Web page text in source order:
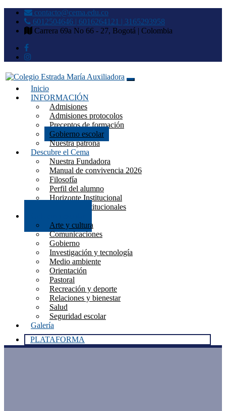
contacto@cema.edu.co
6012504646 | 6016264121 | 3165293958
Carrera 69a No 66 - 27, Bogotá | Colombia
Colegio Estrada María
Auxiliadora
Inicio
INFORMACIÓN
Admisiones
Admisiones protocolos
Preceptos de formación
Gobierno escolar
Nuestra patrona
Descubre el Cema
Nuestra Fundadora
Manual de convivencia 2026
Filosofía
Perfil del alumno
Horizonte Institucional
Símbolos institucionales
Arte y cultura
Comunicaciones
Gobierno
Investigación y tecnología
Medio ambiente
Orientación
Pastoral
Recreación y deporte
Relaciones y bienestar
Salud
Seguridad escolar
Galería
PLATAFORMA